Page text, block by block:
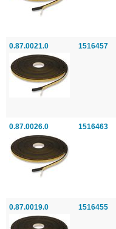
0.87.0021.0 1516457
0.87.0026.0 1516463
0.87.0019.0 1516455